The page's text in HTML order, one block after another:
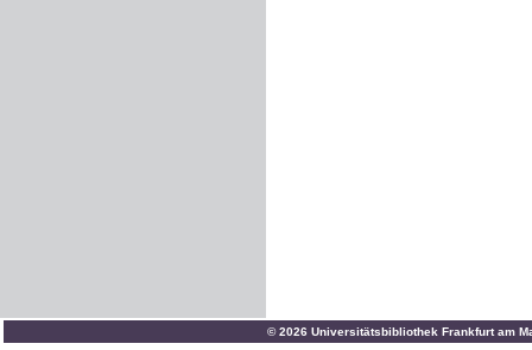
© 2026 Universitätsbibliothek Frankfurt am